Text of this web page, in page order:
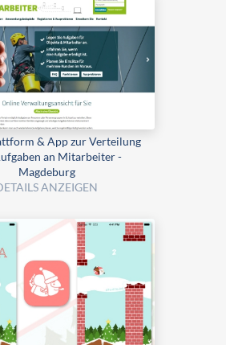
& App zur Verteilung
an Mitarbeiter -
Magdeburg
ANZEIGEN